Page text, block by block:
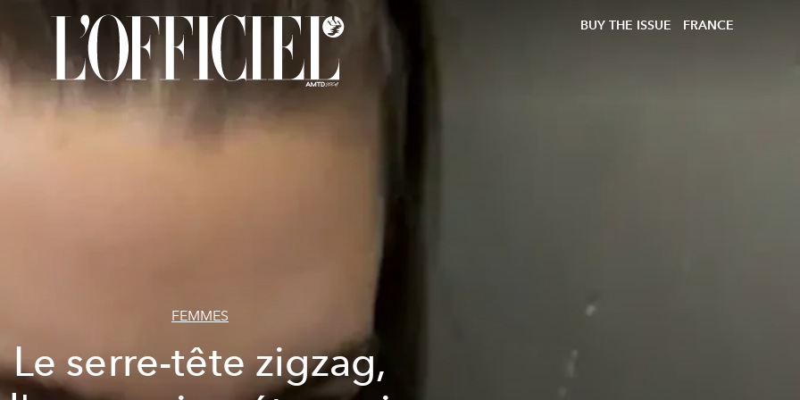
BUY THE ISSUE FRANCE
FEMMES
Le serre-tête zigzag,